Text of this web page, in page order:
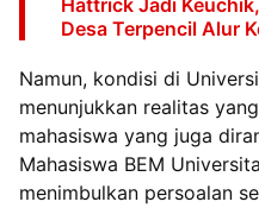
Hattrick Jadi
Desa Terpencil Alur
Namun, kondisi di
menunjukkan realitas
mahasiswa yang juga
Mahasiswa BEM
menimbulkan persoalan